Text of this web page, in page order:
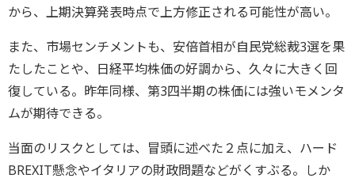
から、上期決算発表時点で上方修正される可能性が高い。
また、市場センチメントも、安倍首相が自民党総裁3選を果
たしたことや、日経平均株価の好調から、久々に大きく回
復している。昨年同様、第3四半期の株価には強いモメンタ
ムが期待できる。
当面のリスクとしては、冒頭に述べた２点に加え、ハード
BREXIT懸念やイタリアの財政問題などがくすぶる。しか